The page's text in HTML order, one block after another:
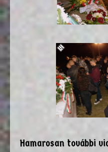
Hamarosan további